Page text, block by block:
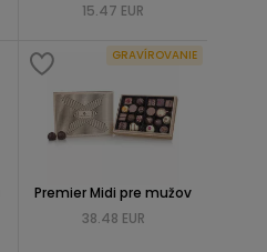
15.47 EUR
GRAVÍROVANIE
Premier Midi pre mužov
38.48 EUR